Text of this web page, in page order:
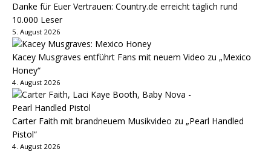
Danke für Euer Vertrauen: Country.de erreicht täglich rund
10.000 Leser
5. August 2026
Kacey Musgraves entführt Fans mit neuem Video zu „Mexico
Honey“
4. August 2026
Carter Faith mit brandneuem Musikvideo zu „Pearl Handled
Pistol“
4. August 2026